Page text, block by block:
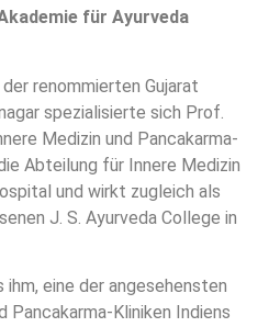
für Ayurveda
renommierten Gujarat
spezialisierte sich Prof.
Medizin und Pancakarma-
Abteilung für Innere Medizin
und wirkt zugleich als
J. S. Ayurveda College in
eine der angesehensten
Pancakarma-Kliniken Indiens